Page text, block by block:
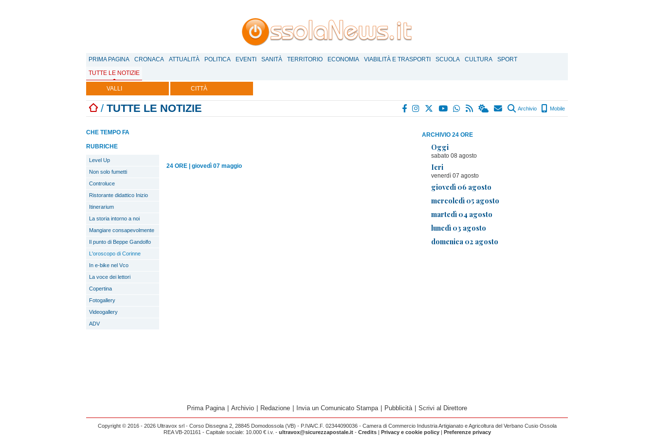
PRIMA PAGINA CRONACA ATTUALITÀ POLITICA EVENTI SANITÀ TERRITORIO ECONOMIA VIABILITÀ E TRASPORTI SCUOLA CULTURA
SPORT
TUTTE LE NOTIZIE
VALLI CITTÀ
/ TUTTE LE NOTIZIE Archivio Mobile
ARCHIVIO 24 ORE
Oggi
sabato 08 agosto
Ieri
venerdì 07 agosto
giovedì 06 agosto
mercoledì 05 agosto
martedì 04 agosto
lunedì 03 agosto
domenica 02 agosto
CHE TEMPO FA
RUBRICHE
Level Up
Non solo fumetti
Controluce
Ristorante didattico Inizio
Itinerarium
La storia intorno a noi
Mangiare consapevolmente
Il punto di Beppe Gandolfo
L'oroscopo di Corinne
In e-bike nel Vco
La voce dei lettori
Copertina
Fotogallery
Videogallery
ADV
24 ORE giovedì 07 maggio
Prima Pagina Archivio Redazione Invia un Comunicato Stampa Pubblicità Scrivi al Direttore
Copyright © 2016 - 2026 Ultravox srl - Corso Dissegna 2, 28845 Domodossola (VB) - P.IVA/C.F. 02344090036 - Camera di Commercio Industria Artigianato e Agricoltura del Verbano Cusio Ossola
REA VB-201161 - Capitale sociale: 10.000 € i.v. - ultravox@sicurezzapostale.it- Credits| Privacy e cookie policy| Preferenze privacy